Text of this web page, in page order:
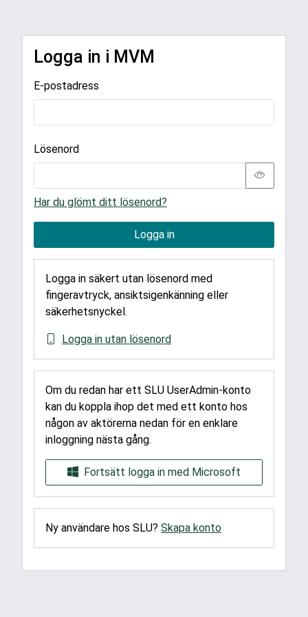
Logga in i MVM
E-postadress
Lösenord
Har du glömt ditt lösenord?
Logga in
Logga in säkert utan lösenord med
fingeravtryck, ansiktsigenkänning eller
säkerhetsnyckel.
Logga in utan lösenord
Om du redan har ett SLU UserAdmin-konto
kan du koppla ihop det med ett konto hos
någon av aktörerna nedan för en enklare
inloggning nästa gång.
Fortsätt logga in med Microsoft
Ny användare hos SLU? Skapa konto